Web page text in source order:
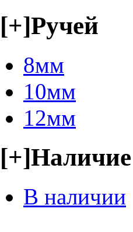
[+]Ручей
8мм
10мм
12мм
[+]Наличие
В наличии